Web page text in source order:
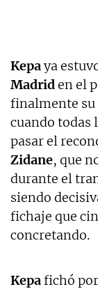
Kepaya
Madriden el
finalmente su
cuando todas
pasar el
Zidane, que
durante el
siendo
fichaje que
concretando.
Kepafichó